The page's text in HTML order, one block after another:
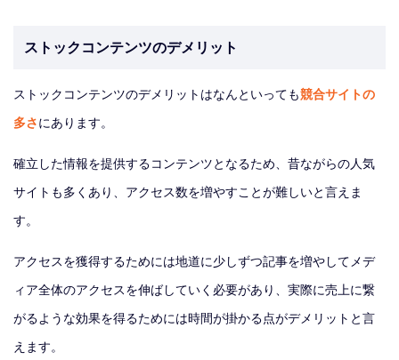
ストックコンテンツのデメリット
ストックコンテンツのデメリットはなんといっても競合サイトの
多さにあります。
確立した情報を提供するコンテンツとなるため、昔ながらの人気
サイトも多くあり、アクセス数を増やすことが難しいと言えま
す。
アクセスを獲得するためには地道に少しずつ記事を増やしてメデ
ィア全体のアクセスを伸ばしていく必要があり、実際に売上に繋
がるような効果を得るためには時間が掛かる点がデメリットと言
えます。